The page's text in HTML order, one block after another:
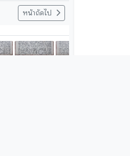
หน้าถัดไป